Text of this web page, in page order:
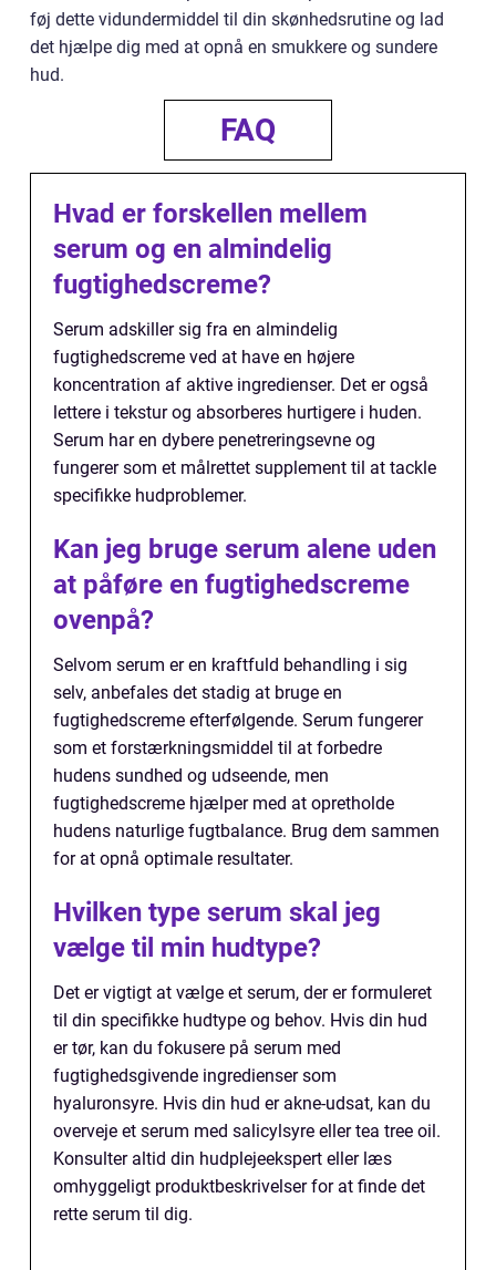
føj dette vidundermiddel til din skønhedsrutine og lad
det hjælpe dig med at opnå en smukkere og sundere
hud.
FAQ
Hvad er forskellen mellem
serum og en almindelig
fugtighedscreme?
Serum adskiller sig fra en almindelig
fugtighedscreme ved at have en højere
koncentration af aktive ingredienser. Det er også
lettere i tekstur og absorberes hurtigere i huden.
Serum har en dybere penetreringsevne og
fungerer som et målrettet supplement til at tackle
specifikke hudproblemer.
Kan jeg bruge serum alene uden
at påføre en fugtighedscreme
ovenpå?
Selvom serum er en kraftfuld behandling i sig
selv, anbefales det stadig at bruge en
fugtighedscreme efterfølgende. Serum fungerer
som et forstærkningsmiddel til at forbedre
hudens sundhed og udseende, men
fugtighedscreme hjælper med at opretholde
hudens naturlige fugtbalance. Brug dem sammen
for at opnå optimale resultater.
Hvilken type serum skal jeg
vælge til min hudtype?
Det er vigtigt at vælge et serum, der er formuleret
til din specifikke hudtype og behov. Hvis din hud
er tør, kan du fokusere på serum med
fugtighedsgivende ingredienser som
hyaluronsyre. Hvis din hud er akne-udsat, kan du
overveje et serum med salicylsyre eller tea tree oil.
Konsulter altid din hudplejeekspert eller læs
omhyggeligt produktbeskrivelser for at finde det
rette serum til dig.